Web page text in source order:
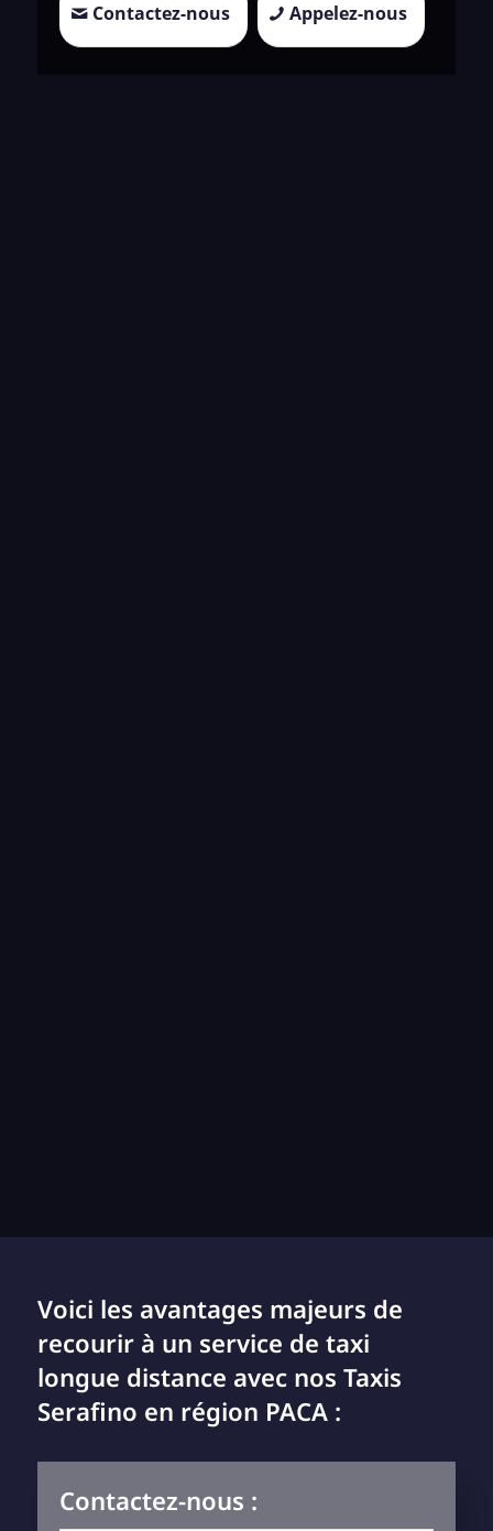
Contactez-nous Appelez-nous
Voici les avantages majeurs de
recourir à un service de taxi
longue distance avec nos Taxis
Serafino en région PACA :
Contactez-nous :